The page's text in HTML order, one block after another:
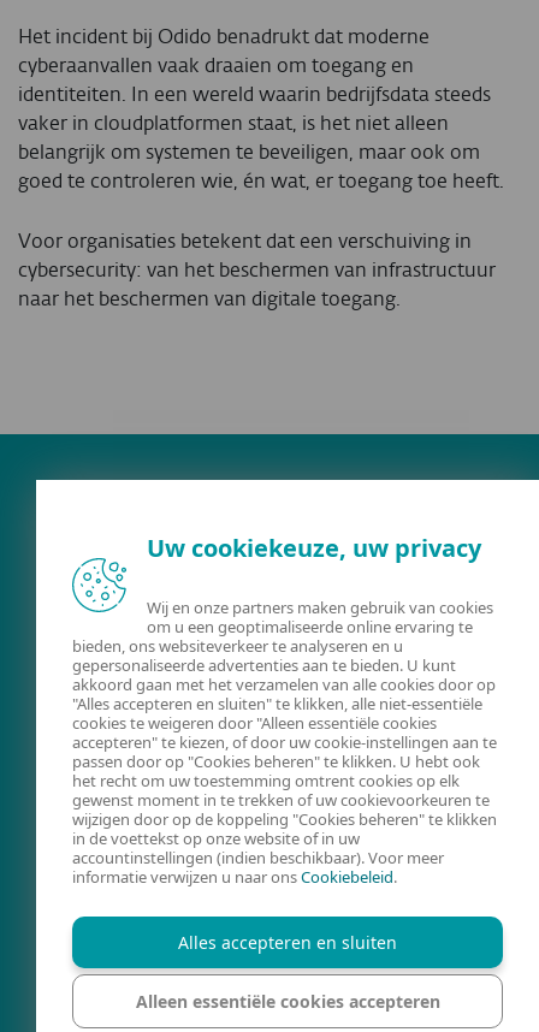
Het incident bij Odido benadrukt dat moderne
cyberaanvallen vaak draaien om toegang en
identiteiten. In een wereld waarin bedrijfsdata steeds
vaker in cloudplatformen staat, is het niet alleen
belangrijk om systemen te beveiligen, maar ook om
goed te controleren wie, én wat, er toegang toe heeft.
Voor organisaties betekent dat een verschuiving in
cybersecurity: van het beschermen van infrastructuur
naar het beschermen van digitale toegang.
ACTUALITEITEN
DIGITALE WEERBAARHEID
DIGITAAL
DREIGINGSLANDSCHAP
CONTACT
COOKIES BEHEREN
REGION
FACEBOOK
X LINKEDIN
Uw cookiekeuze, uw privacy
Wij en onze partners maken gebruik van cookies
om u een geoptimaliseerde online ervaring te
bieden, ons websiteverkeer te analyseren en u
gepersonaliseerde advertenties aan te bieden. U kunt
akkoord gaan met het verzamelen van alle cookies door op
"Alles accepteren en sluiten" te klikken, alle niet-essentiële
cookies te weigeren door "Alleen essentiële cookies
accepteren" te kiezen, of door uw cookie-instellingen aan te
passen door op "Cookies beheren" te klikken. U hebt ook
het recht om uw toestemming omtrent cookies op elk
gewenst moment in te trekken of uw cookievoorkeuren te
wijzigen door op de koppeling "Cookies beheren" te klikken
in de voettekst op onze website of in uw
accountinstellingen (indien beschikbaar). Voor meer
informatie verwijzen u naar onsCookiebeleid.
Alles accepteren en sluiten
Alleen essentiële cookies accepteren